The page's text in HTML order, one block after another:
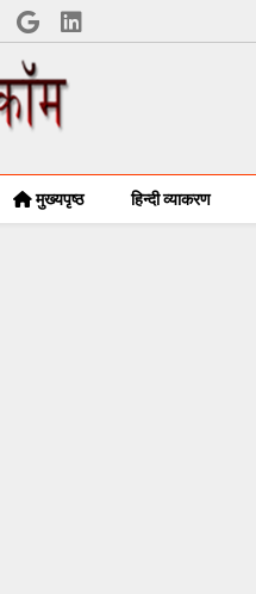
मुख्यपृष्ठ हिन्दी व्याकरण